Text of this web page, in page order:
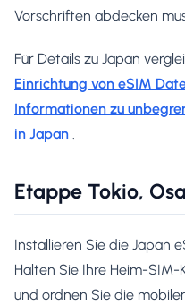
Vorschriften abdecken
Für Details zu Japan
Einrichtung von eSIM
Informationen zu
in Japan .
Etappe Tokio,
Installieren Sie die Japan
Halten Sie Ihre Heim-
und ordnen Sie die